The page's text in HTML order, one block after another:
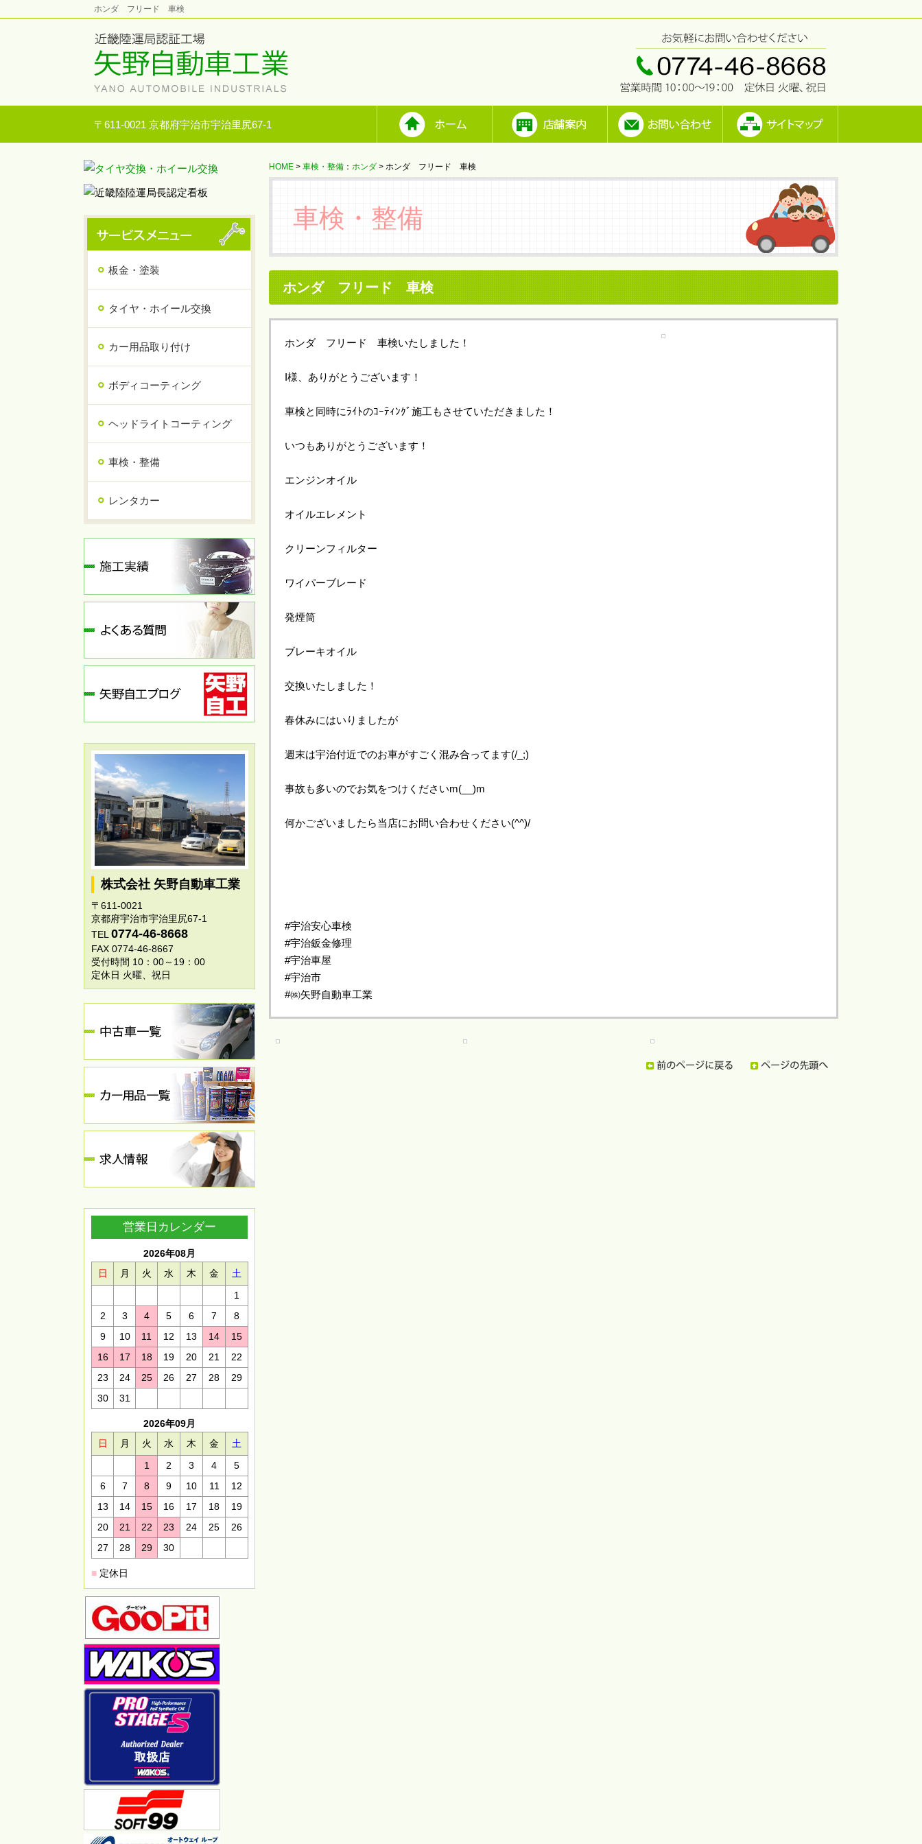
ホンダ フリード 車検
〒611-0021 京都府宇治市宇治里尻67-1
HOME > 車検・整備 ： ホンダ > ホンダ フリード 車検
車検・整備
ホンダ フリード 車検
ホンダ フリード 車検いたしました！
I様、ありがとうございます！
車検と同時にﾗｲﾄのｺｰﾃｨﾝｸﾞ施工もさせていただきました！
いつもありがとうございます！
エンジンオイル
オイルエレメント
クリーンフィルター
ワイパーブレード
発煙筒
ブレーキオイル
交換いたしました！
春休みにはいりましたが
週末は宇治付近でのお車がすごく混み合ってます(/_;)
事故も多いのでお気をつけくださいm(__)m
何かございましたら当店にお問い合わせください(^^)/
#宇治安心車検
#宇治鈑金修理
#宇治車屋
#宇治市
#㈱矢野自動車工業
板金・塗装
タイヤ・ホイール交換
カー用品取り付け
ボディコーティング
ヘッドライトコーティング
車検・整備
レンタカー
株式会社 矢野自動車工業
〒611-0021
京都府宇治市宇治里尻67-1
TEL0774-46-8668
FAX 0774-46-8667
受付時間 10：00～19：00
定休日 火曜、祝日
営業日カレンダー
2026年08月
日
月 火 水 木 金
土
1
2
3 4 5 6 7
8
9
10 11 12 13 14
15
16
17 18 19 20 21
22
23
24 25 26 27 28
29
30
31
2026年09月
日
月 火 水 木 金
土
1
2 3 4
5
6
7 8 9 10 11
12
13
14 15 16 17 18
19
20
21 22 23 24 25
26
27
28 29 30
■ 定休日